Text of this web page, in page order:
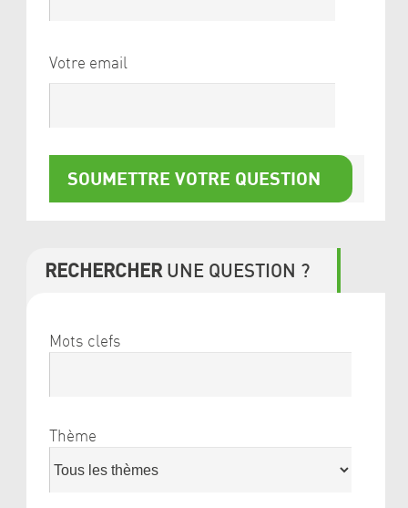
Votre email
RECHERCHERUNE QUESTION ?
Mots clefs
Thème